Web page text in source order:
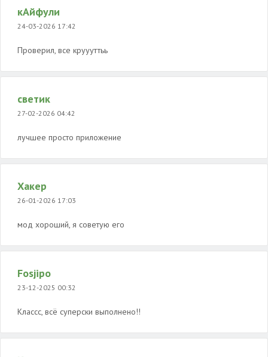
кАйфули
24-03-2026 17:42
Проверил, все круууттьь
светик
27-02-2026 04:42
лучшее просто приложение
Хакер
26-01-2026 17:03
мод хороший, я советую его
Fosjipo
23-12-2025 00:32
Классс, всё суперски выполнено!!